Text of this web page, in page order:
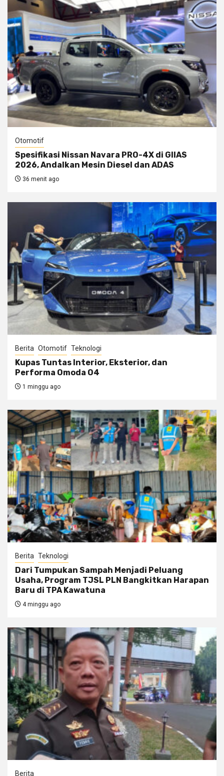
Otomotif
Spesifikasi Nissan Navara PRO-4X di GIIAS
2026, Andalkan Mesin Diesel dan ADAS
36 menit ago
Berita Otomotif Teknologi
Kupas Tuntas Interior, Eksterior, dan
Performa Omoda O4
1 minggu ago
Berita Teknologi
Dari Tumpukan Sampah Menjadi Peluang
Usaha, Program TJSL PLN Bangkitkan Harapan
Baru di TPA Kawatuna
4 minggu ago
Berita